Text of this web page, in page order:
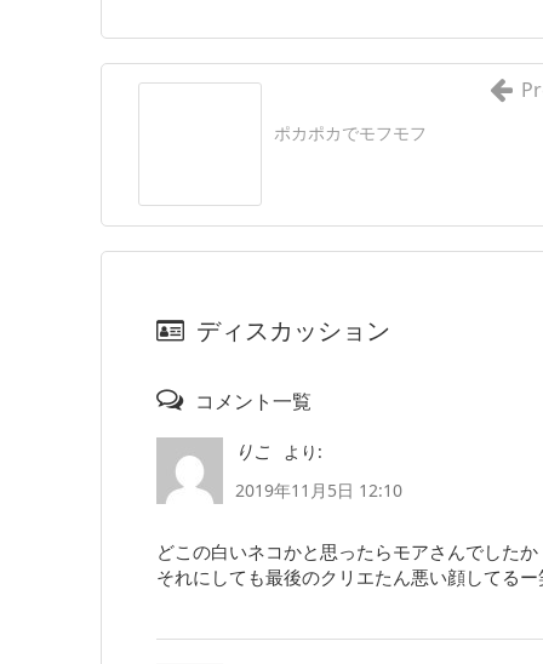
ポカポカでモフモフ
ディスカッション
コメント一覧
りこ
より:
2019年11月5日 12:10
どこの白いネコかと思ったらモアさんでしたか
それにしても最後のクリエたん悪い顔してるー